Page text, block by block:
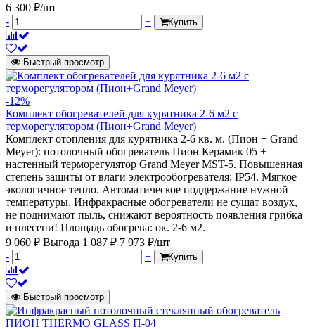
6 300 ₽/шт
-
+ Купить
Быстрый просмотр
-12%
Комплект обогревателей для курятника 2-6 м2 с
терморегулятором (Пион+Grand Meyer)
Комплект отопления для курятника 2-6 кв. м. (Пион + Grand
Meyer): потолочный обогреватель Пион Керамик 05 +
настенный терморегулятор Grand Meyer MST-5. Повышенная
степень защиты от влаги электрообогревателя: IP54. Мягкое
экологичное тепло. Автоматическое поддержание нужной
температуры. Инфракрасные обогреватели не сушат воздух,
не поднимают пыль, снижают вероятность появления грибка
и плесени! Площадь обогрева: ок. 2-6 м2.
9 060 ₽ Выгода 1 087 ₽ 7 973 ₽/шт
-
+ Купить
Быстрый просмотр